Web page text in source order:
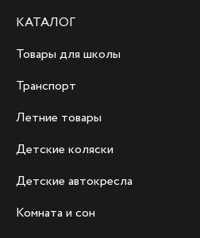
КАТАЛОГ
Товары для школы
Транспорт
Летние товары
Детские коляски
Детские автокресла
Комната и сон